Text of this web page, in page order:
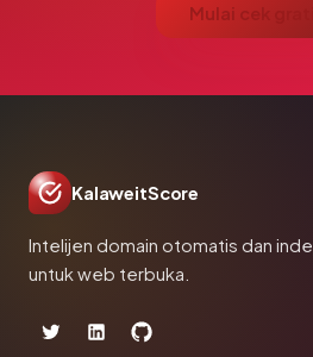
Mulai cek
KalaweitScore
Intelijen domain otomatis dan
untuk web terbuka.